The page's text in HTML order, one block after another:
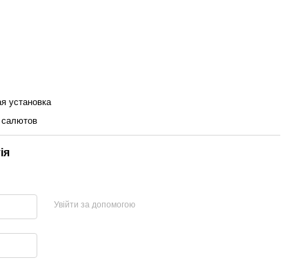
установка
салютов
Увійти за допомогою